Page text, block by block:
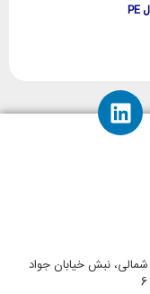
شمالی، نبش خیابان جواد